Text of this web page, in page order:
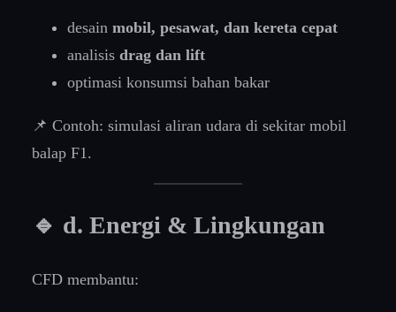
desain mobil, pesawat, dan kereta cepat
analisis drag dan lift
optimasi konsumsi bahan bakar
📌 Contoh: simulasi aliran udara di sekitar mobil
balap F1.
🔹 d. Energi & Lingkungan
CFD membantu: